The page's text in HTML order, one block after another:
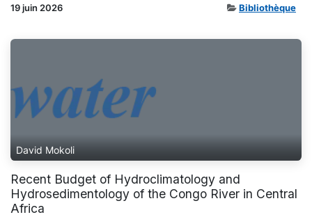
19 juin 2026
Bibliothèque
David Mokoli
Recent Budget of Hydroclimatology and
Hydrosedimentology of the Congo River in Central
Africa